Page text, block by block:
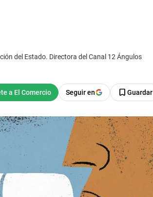
del Estado. Directora del Canal 12 Ángulos
Seguir en Guardar